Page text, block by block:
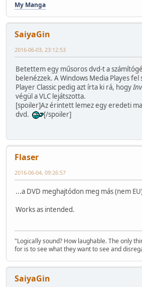
My Manga
SaiyaGin
2016-06-03, 23:12:53
Betettem egy műsoros dvd-t a
belenézzek. A Windows Media Playes
Player Classic pedig azt írta ki rá, hogy
végül a VLC lejátszotta.
[spoiler]Az érintett lemez egy eredeti
dvd.
[/spoiler]
Flaser
2016-06-04, 09:26:57
...a DVD meghajtódon meg más (nem
Works as intended.
"Logically sound? How laughable. The only
for is to see what they want to see and
SaiyaGin